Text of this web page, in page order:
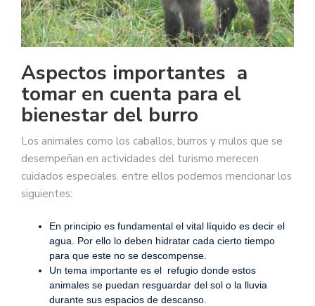
Aspectos importantes a
tomar en cuenta para el
bienestar del burro
Los animales como los caballos, burros y mulos que se
desempeñan en actividades del turismo merecen
cuidados especiales. entre ellos podemos mencionar los
siguientes:
En principio es fundamental el vital líquido es decir el
agua. Por ello lo deben hidratar cada cierto tiempo
para que este no se descompense.
Un tema importante es el refugio donde estos
animales se puedan resguardar del sol o la lluvia
durante sus espacios de descanso.